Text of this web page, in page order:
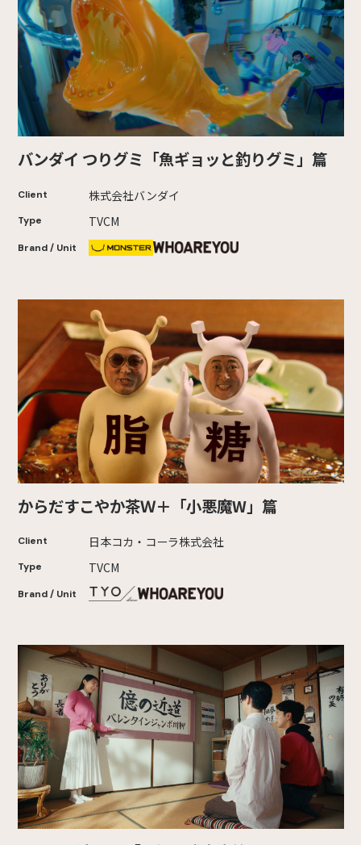
バンダイ つりグミ「魚ギョッと釣りグミ」篇
Client 株式会社バンダイ
Type TVCM
Brand / Unit
からだすこやか茶Ｗ＋「小悪魔W」篇
Client 日本コカ・コーラ株式会社
Type TVCM
Brand / Unit